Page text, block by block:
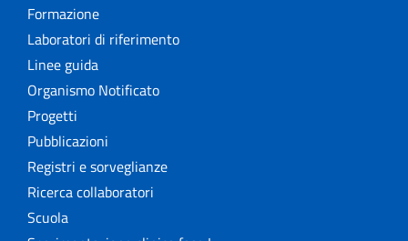
Formazione
Laboratori di riferimento
Linee guida
Organismo Notificato
Progetti
Pubblicazioni
Registri e sorveglianze
Ricerca collaboratori
Scuola